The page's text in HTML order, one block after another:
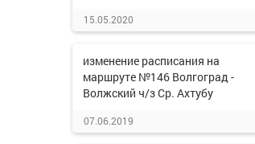
15.05.2020
изменение расписания на
маршруте №146 Волгоград -
Волжский ч/з Ср. Ахтубу
07.06.2019